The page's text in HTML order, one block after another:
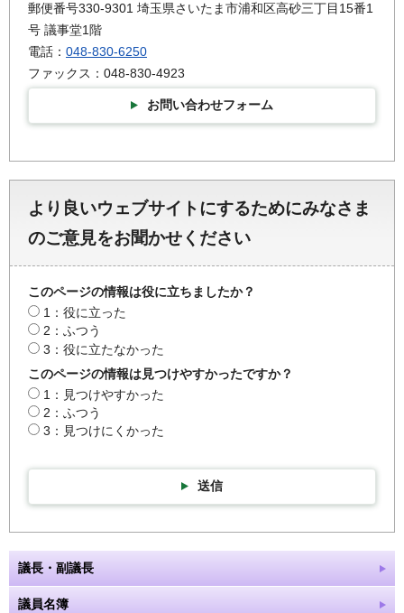
郵便番号330-9301 埼玉県さいたま市浦和区高砂三丁目15番1
号 議事堂1階
電話： 048-830-6250
ファックス：048-830-4923
お問い合わせフォーム
より良いウェブサイトにするためにみなさま
のご意見をお聞かせください
このページの情報は役に立ちましたか？
1：役に立った
2：ふつう
3：役に立たなかった
このページの情報は見つけやすかったですか？
1：見つけやすかった
2：ふつう
3：見つけにくかった
送信
議長・副議長
議員名簿